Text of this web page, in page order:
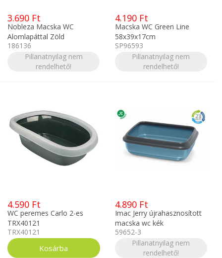
3.690 Ft
Nobleza Macska WC
Alomlapáttal Zöld
39.5x29.5x13.5cm
186136
Pillanatnyilag nem
rendelhető!
4.190 Ft
Macska WC Green Line
58x39x17cm
Sötétkék/szürke
SP96593
Pillanatnyilag nem
rendelhető!
4.590 Ft
WC peremes Carlo 2-es
TRX40121
TRX40121
4.890 Ft
Imac Jerry újrahasznosított
macska wc kék
59652-3
Pillanatnyilag nem
rendelhető!